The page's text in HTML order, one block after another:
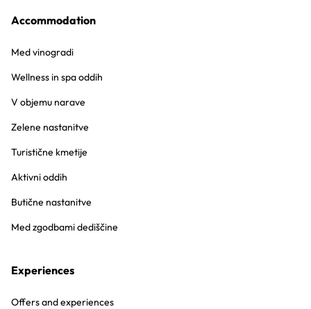
Accommodation
Med vinogradi
Wellness in spa oddih
V objemu narave
Zelene nastanitve
Turistične kmetije
Aktivni oddih
Butične nastanitve
Med zgodbami dediščine
Experiences
Offers and experiences